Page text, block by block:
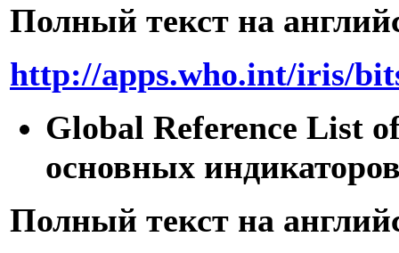
Полный текст на
http://apps.who.int/iris/
Global Reference List
основных
Полный текст на